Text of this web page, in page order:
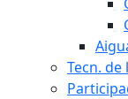
Tecn.